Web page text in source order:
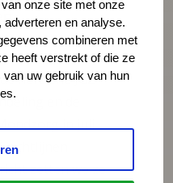
onze site met onze
en analyse.
combineren met
heeft verstrekt of die ze
uw gebruik van hun
herziene JGZ-
en de
in juli
richtlijnen
zetten we ze